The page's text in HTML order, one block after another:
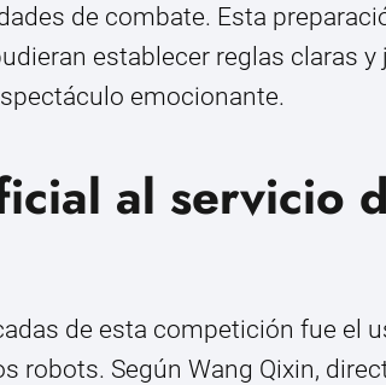
de combate. Esta
establecer reglas claras y
emocionante.
al servicio
de esta competición fue el
robots. Según Wang Qixin,